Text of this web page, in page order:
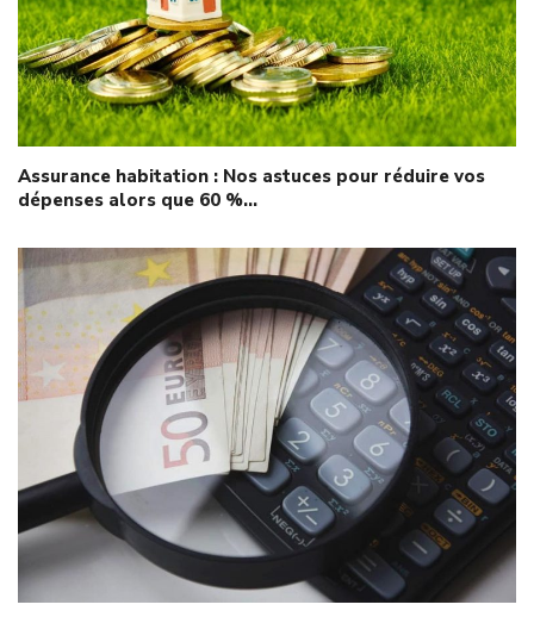
Assurance habitation : Nos astuces pour réduire vos
dépenses alors que 60 %…